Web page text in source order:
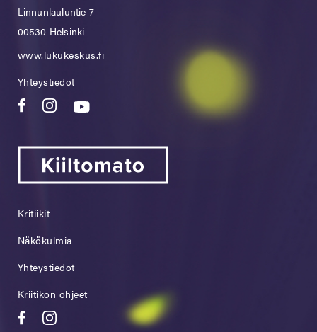
Linnunlauluntie 7
00530 Helsinki
www.lukukeskus.fi
Yhteystiedot
Kritiikit
Näkökulmia
Yhteystiedot
Kriitikon ohjeet